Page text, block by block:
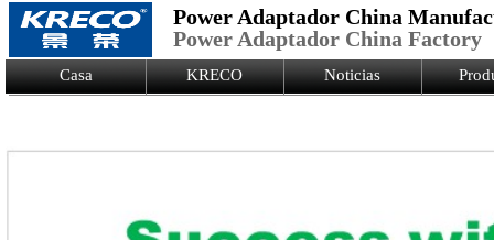
Logo Picture
Power Adaptador China
Power Adaptador China Factory
Casa KRECO Noticias